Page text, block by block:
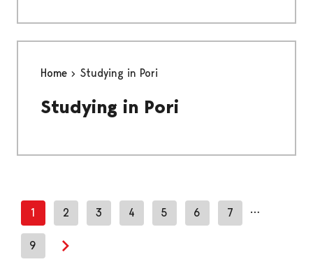
Home Studying in Pori
Studying in Pori
1 2 3 4 5 6 7 …
9